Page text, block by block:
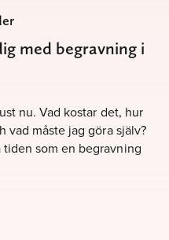
med begravning i
nu. Vad kostar det, hur
vad måste jag göra själv?
som en begravning